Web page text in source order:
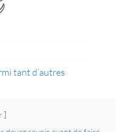
tant d’autres